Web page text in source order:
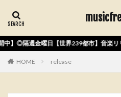
】◎隔週金曜日【世界239都市】音楽リ
HOME release